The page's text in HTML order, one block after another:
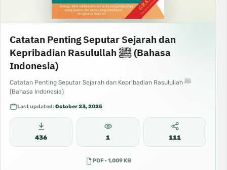
Catatan Penting Seputar Sejarah dan
Kepribadian Rasulullah ﷺ (Bahasa
Indonesia)
Catatan Penting Seputar Sejarah dan Kepribadian Rasulullah ﷺ
(Bahasa Indonesia)
Last updated:October 23, 2025
436 1 111
PDF · 1,009 KB